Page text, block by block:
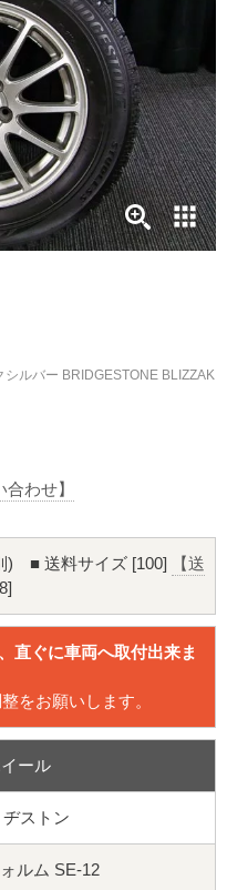
ルバー BRIDGESTONE BLIZZAK
わせ】
) ■ 送料サイズ [100]
【送
直ぐに車両へ取付出来ま
をお願いします。
ール
ストン
ルム SE-12